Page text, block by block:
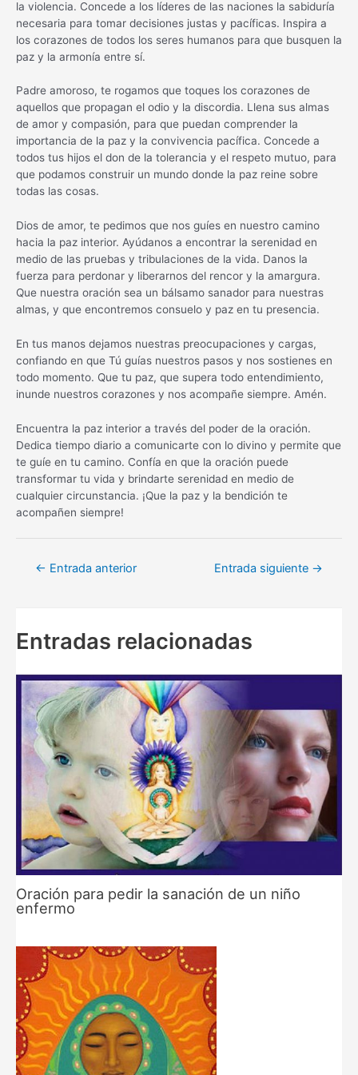
la violencia. Concede a los líderes de las naciones la sabiduría
necesaria para tomar decisiones justas y pacíficas. Inspira a
los corazones de todos los seres humanos para que busquen la
paz y la armonía entre sí.
Padre amoroso, te rogamos que toques los corazones de
aquellos que propagan el odio y la discordia. Llena sus almas
de amor y compasión, para que puedan comprender la
importancia de la paz y la convivencia pacífica. Concede a
todos tus hijos el don de la tolerancia y el respeto mutuo, para
que podamos construir un mundo donde la paz reine sobre
todas las cosas.
Dios de amor, te pedimos que nos guíes en nuestro camino
hacia la paz interior. Ayúdanos a encontrar la serenidad en
medio de las pruebas y tribulaciones de la vida. Danos la
fuerza para perdonar y liberarnos del rencor y la amargura.
Que nuestra oración sea un bálsamo sanador para nuestras
almas, y que encontremos consuelo y paz en tu presencia.
En tus manos dejamos nuestras preocupaciones y cargas,
confiando en que Tú guías nuestros pasos y nos sostienes en
todo momento. Que tu paz, que supera todo entendimiento,
inunde nuestros corazones y nos acompañe siempre. Amén.
Encuentra la paz interior a través del poder de la oración.
Dedica tiempo diario a comunicarte con lo divino y permite que
te guíe en tu camino. Confía en que la oración puede
transformar tu vida y brindarte serenidad en medio de
cualquier circunstancia. ¡Que la paz y la bendición te
acompañen siempre!
Navegación
← Entrada anterior Entrada siguiente →
Entradas relacionadas
Oración para pedir la sanación de un niño
enfermo